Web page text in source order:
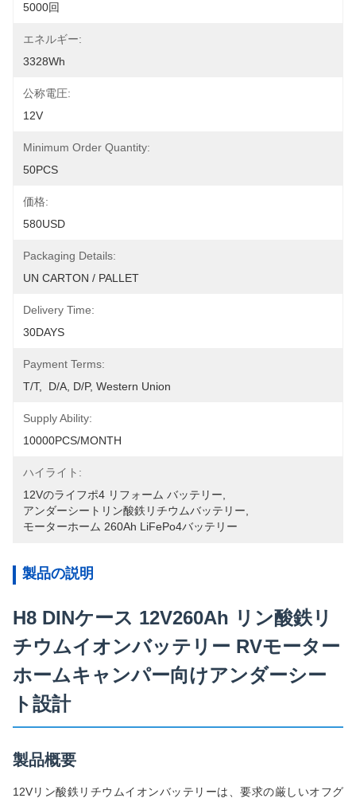
5000回
エネルギー:
3328Wh
公称電圧:
12V
Minimum Order Quantity:
50PCS
価格:
580USD
Packaging Details:
UN CARTON / PALLET
Delivery Time:
30DAYS
Payment Terms:
T/T,  D/A, D/P, Western Union
Supply Ability:
10000PCS/MONTH
ハイライト:
12Vのライフポ4 リフォーム バッテリー
アンダーシートリン酸鉄リチウムバッテリー
モーターホーム 260Ah LiFePo4バッテリー
製品の説明
H8 DINケース 12V260Ah リン酸鉄リ
チウムイオンバッテリー RVモーター
ホームキャンパー向けアンダーシー
ト設計
製品概要
12Vリン酸鉄リチウムイオンバッテリーは、要求の厳しいオフグ